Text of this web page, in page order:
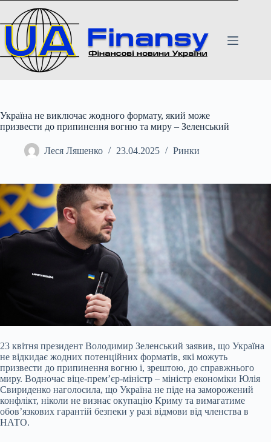
вмісту
Україна не виключає жодного формату, який може
призвести до припинення вогню та миру – Зеленський
Леся Ляшенко 23.04.2025 Ринки
23 квітня президент Володимир Зеленський заявив, що Україна
не відкидає жодних потенційних форматів, які можуть
призвести до припинення вогню і, зрештою, до справжнього
миру. Водночас віце-прем’єр-міністр – міністр економіки Юлія
Свириденко наголосила, що Україна не піде на заморожений
конфлікт, ніколи не визнає окупацію Криму та вимагатиме
обов’язкових гарантій безпеки у разі відмови від членства в
НАТО.